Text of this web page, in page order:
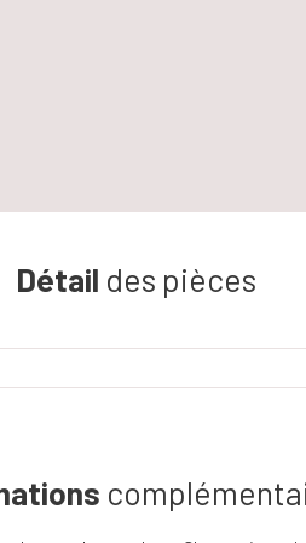
Détail des pièces